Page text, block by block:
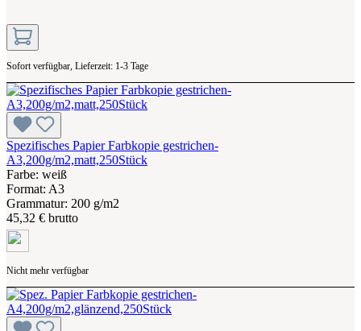
Sofort verfügbar, Lieferzeit: 1-3 Tage
Spezifisches Papier Farbkopie gestrichen-
A3,200g/m2,matt,250Stück
Farbe: weiß
Format: A3
Grammatur: 200 g/m2
45,32 € brutto
Nicht mehr verfügbar